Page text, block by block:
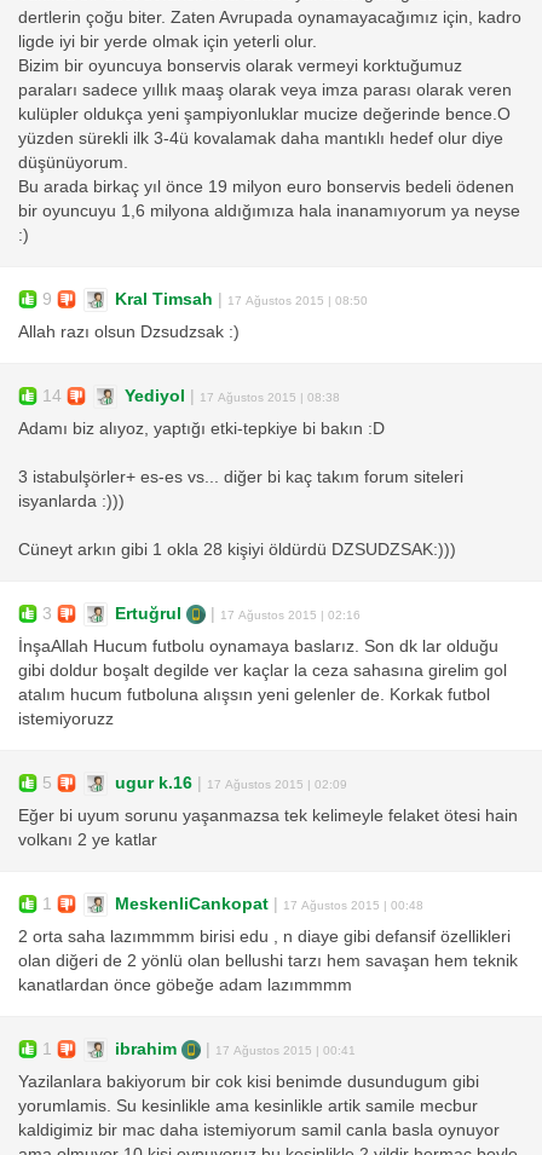
dertlerin çoğu biter. Zaten Avrupada oynamayacağımız için, kadro
ligde iyi bir yerde olmak için yeterli olur.
Bizim bir oyuncuya bonservis olarak vermeyi korktuğumuz
paraları sadece yıllık maaş olarak veya imza parası olarak veren
kulüpler oldukça yeni şampiyonluklar mucize değerinde bence.O
yüzden sürekli ilk 3-4ü kovalamak daha mantıklı hedef olur diye
düşünüyorum.
Bu arada birkaç yıl önce 19 milyon euro bonservis bedeli ödenen
bir oyuncuyu 1,6 milyona aldığımıza hala inanamıyorum ya neyse
:)
9 Kral Timsah | 17 Ağustos 2015 | 08:50
Allah razı olsun Dzsudzsak :)
14 Yediyol | 17 Ağustos 2015 | 08:38
Adamı biz alıyoz, yaptığı etki-tepkiye bi bakın :D
3 istabulşörler+ es-es vs... diğer bi kaç takım forum siteleri
isyanlarda :)))
Cüneyt arkın gibi 1 okla 28 kişiyi öldürdü DZSUDZSAK:)))
3 Ertuğrul | 17 Ağustos 2015 | 02:16
İnşaAllah Hucum futbolu oynamaya baslarız. Son dk lar olduğu
gibi doldur boşalt degilde ver kaçlar la ceza sahasına girelim gol
atalım hucum futboluna alışsın yeni gelenler de. Korkak futbol
istemiyoruzz
5 ugur k.16 | 17 Ağustos 2015 | 02:09
Eğer bi uyum sorunu yaşanmazsa tek kelimeyle felaket ötesi hain
volkanı 2 ye katlar
1 MeskenliCankopat | 17 Ağustos 2015 | 00:48
2 orta saha lazımmmm birisi edu , n diaye gibi defansif özellikleri
olan diğeri de 2 yönlü olan bellushi tarzı hem savaşan hem teknik
kanatlardan önce göbeğe adam lazımmmm
1 ibrahim | 17 Ağustos 2015 | 00:41
Yazilanlara bakiyorum bir cok kisi benimde dusundugum gibi
yorumlamis. Su kesinlikle ama kesinlikle artik samile mecbur
kaldigimiz bir mac daha istemiyorum samil canla basla oynuyor